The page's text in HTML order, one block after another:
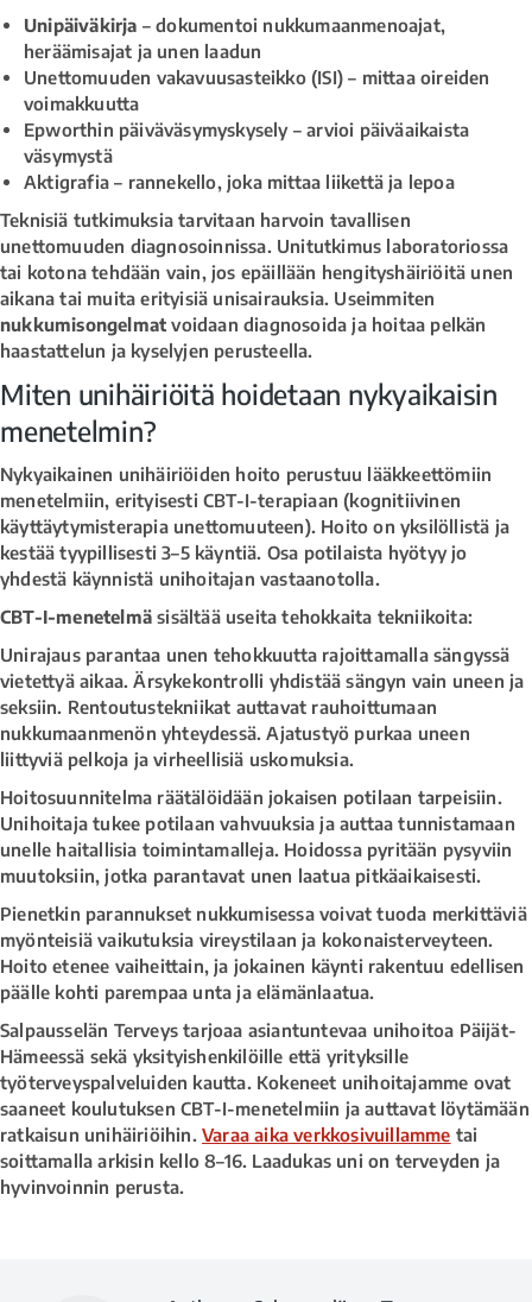
Unipäiväkirja – dokumentoi nukkumaanmenoajat,
heräämisajat ja unen laadun
Unettomuuden vakavuusasteikko (ISI) – mittaa oireiden
voimakkuutta
Epworthin päiväväsymyskysely – arvioi päiväaikaista
väsymystä
Aktigrafia – rannekello, joka mittaa liikettä ja lepoa
Teknisiä tutkimuksia tarvitaan harvoin tavallisen
unettomuuden diagnosoinnissa. Unitutkimus laboratoriossa
tai kotona tehdään vain, jos epäillään hengityshäiriöitä unen
aikana tai muita erityisiä unisairauksia. Useimmiten
nukkumisongelmat voidaan diagnosoida ja hoitaa pelkän
haastattelun ja kyselyjen perusteella.
Miten unihäiriöitä hoidetaan nykyaikaisin
menetelmin?
Nykyaikainen unihäiriöiden hoito perustuu lääkkeettömiin
menetelmiin, erityisesti CBT-I-terapiaan (kognitiivinen
käyttäytymisterapia unettomuuteen). Hoito on yksilöllistä ja
kestää tyypillisesti 3–5 käyntiä. Osa potilaista hyötyy jo
yhdestä käynnistä unihoitajan vastaanotolla.
CBT-I-menetelmä sisältää useita tehokkaita tekniikoita:
Unirajaus parantaa unen tehokkuutta rajoittamalla sängyssä
vietettyä aikaa. Ärsykekontrolli yhdistää sängyn vain uneen ja
seksiin. Rentoutustekniikat auttavat rauhoittumaan
nukkumaanmenön yhteydessä. Ajatustyö purkaa uneen
liittyviä pelkoja ja virheellisiä uskomuksia.
Hoitosuunnitelma räätälöidään jokaisen potilaan tarpeisiin.
Unihoitaja tukee potilaan vahvuuksia ja auttaa tunnistamaan
unelle haitallisia toimintamalleja. Hoidossa pyritään pysyviin
muutoksiin, jotka parantavat unen laatua pitkäaikaisesti.
Pienetkin parannukset nukkumisessa voivat tuoda merkittäviä
myönteisiä vaikutuksia vireystilaan ja kokonaisterveyteen.
Hoito etenee vaiheittain, ja jokainen käynti rakentuu edellisen
päälle kohti parempaa unta ja elämänlaatua.
Salpausselän Terveys tarjoaa asiantuntevaa unihoitoa Päijät-
Hämeessä sekä yksityishenkilöille että yrityksille
työterveyspalveluiden kautta. Kokeneet unihoitajamme ovat
saaneet koulutuksen CBT-I-menetelmiin ja auttavat löytämään
ratkaisun unihäiriöihin. Varaa aika verkkosivuillamme tai
soittamalla arkisin kello 8–16. Laadukas uni on terveyden ja
hyvinvoinnin perusta.